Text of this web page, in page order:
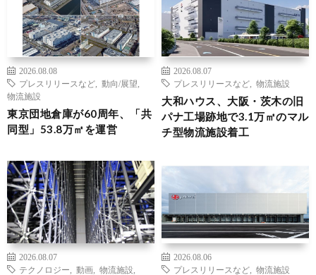
2026.08.08
プレスリリースなど
動向/展望
物流施設
東京団地倉庫が60周年、「共
同型」53.8万㎡を運営
2026.08.07
プレスリリースなど
物流施設
大和ハウス、大阪・茨木の旧
パナ工場跡地で3.1万㎡のマル
チ型物流施設着工
2026.08.07
テクノロジー
動画 物流施設
2026.08.06
プレスリリースなど
物流施設